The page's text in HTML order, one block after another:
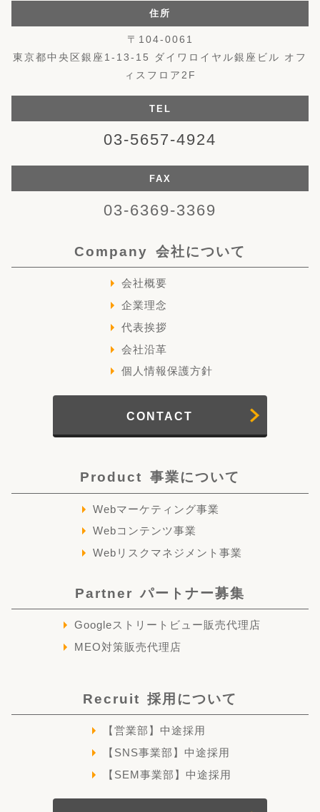
住所
〒104-0061
東京都中央区銀座1-13-15 ダイワロイヤル銀座ビル オフ
ィスフロア2F
TEL
03-5657-4924
FAX
03-6369-3369
Company 会社について
会社概要
企業理念
代表挨拶
会社沿革
個人情報保護方針
CONTACT
Product 事業について
Webマーケティング事業
Webコンテンツ事業
Webリスクマネジメント事業
Partner パートナー募集
Googleストリートビュー販売代理店
MEO対策販売代理店
Recruit 採用について
【営業部】中途採用
【SNS事業部】中途採用
【SEM事業部】中途採用